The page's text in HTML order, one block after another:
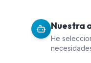
Nuestra
He